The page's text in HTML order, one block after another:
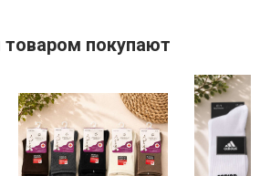
товаром покупают